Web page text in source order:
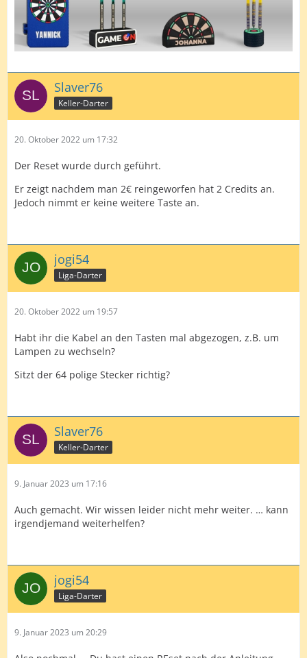
Slaver76
Keller-Darter
20. Oktober 2022 um 17:32
Der Reset wurde durch geführt.
Er zeigt nachdem man 2€ reingeworfen hat 2 Credits an.
Jedoch nimmt er keine weitere Taste an.
jogi54
Liga-Darter
20. Oktober 2022 um 19:57
Habt ihr die Kabel an den Tasten mal abgezogen, z.B. um
Lampen zu wechseln?
Sitzt der 64 polige Stecker richtig?
Slaver76
Keller-Darter
9. Januar 2023 um 17:16
Auch gemacht. Wir wissen leider nicht mehr weiter. … kann
irgendjemand weiterhelfen?
jogi54
Liga-Darter
9. Januar 2023 um 20:29